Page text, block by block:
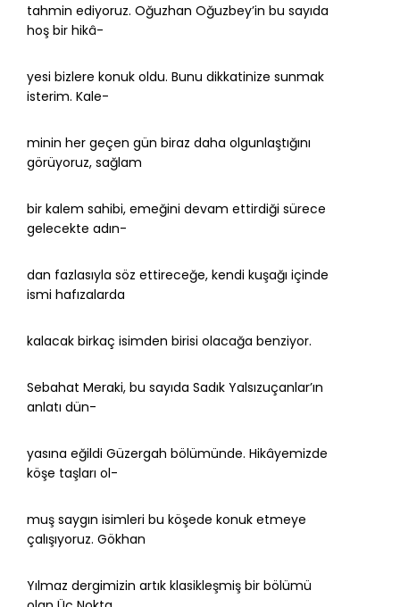
tahmin ediyoruz. Oğuzhan Oğuzbey’in bu sayıda
hoş bir hikâ-
yesi bizlere konuk oldu. Bunu dikkatinize sunmak
isterim. Kale-
minin her geçen gün biraz daha olgunlaştığını
görüyoruz, sağlam
bir kalem sahibi, emeğini devam ettirdiği sürece
gelecekte adın-
dan fazlasıyla söz ettireceğe, kendi kuşağı içinde
ismi hafızalarda
kalacak birkaç isimden birisi olacağa benziyor.
Sebahat Meraki, bu sayıda Sadık Yalsızuçanlar’ın
anlatı dün-
yasına eğildi Güzergah bölümünde. Hikâyemizde
köşe taşları ol-
muş saygın isimleri bu köşede konuk etmeye
çalışıyoruz. Gökhan
Yılmaz dergimizin artık klasikleşmiş bir bölümü